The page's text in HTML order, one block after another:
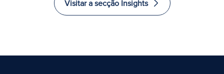
Visitar a secção Insights